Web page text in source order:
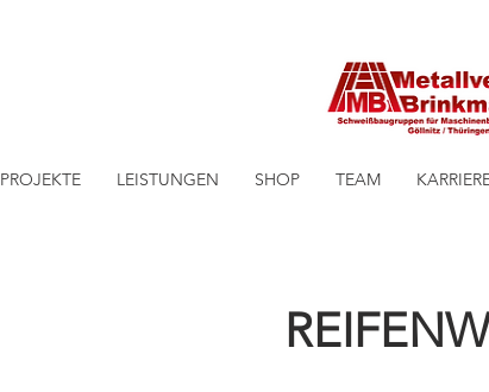
PROJEKTE LEISTUNGEN SHOP TEAM